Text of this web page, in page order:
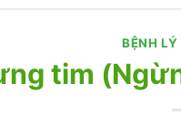
BỆNH
tim